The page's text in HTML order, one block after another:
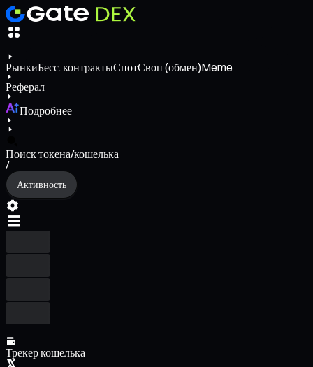
РынкиБесс. контрактыСпотСвоп (обмен)Meme
Реферал
Подробнее
Поиск токена/кошелька
/
Активность
Трекер кошелька